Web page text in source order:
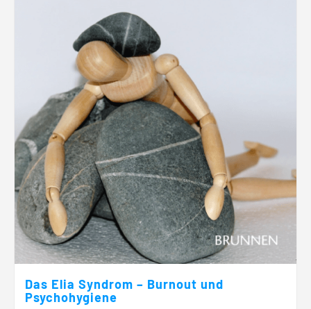
Das Elia Syndrom – Burnout und
Psychohygiene